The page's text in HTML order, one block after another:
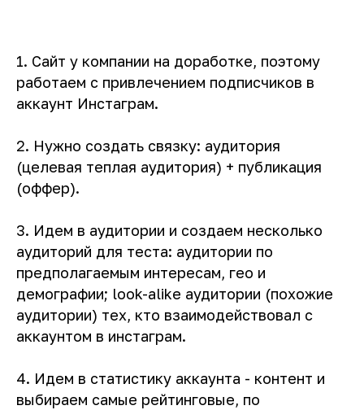
1. Сайт у компании на доработке, поэтому
работаем с привлечением подписчиков в
аккаунт Инстаграм.
2. Нужно создать связку: аудитория
(целевая теплая аудитория) + публикация
(оффер).
3. Идем в аудитории и создаем несколько
аудиторий для теста: аудитории по
предполагаемым интересам, гео и
демографии; look-alike аудитории (похожие
аудитории) тех, кто взаимодействовал с
аккаунтом в инстаграм.
4. Идем в статистику аккаунта - контент и
выбираем самые рейтинговые, по